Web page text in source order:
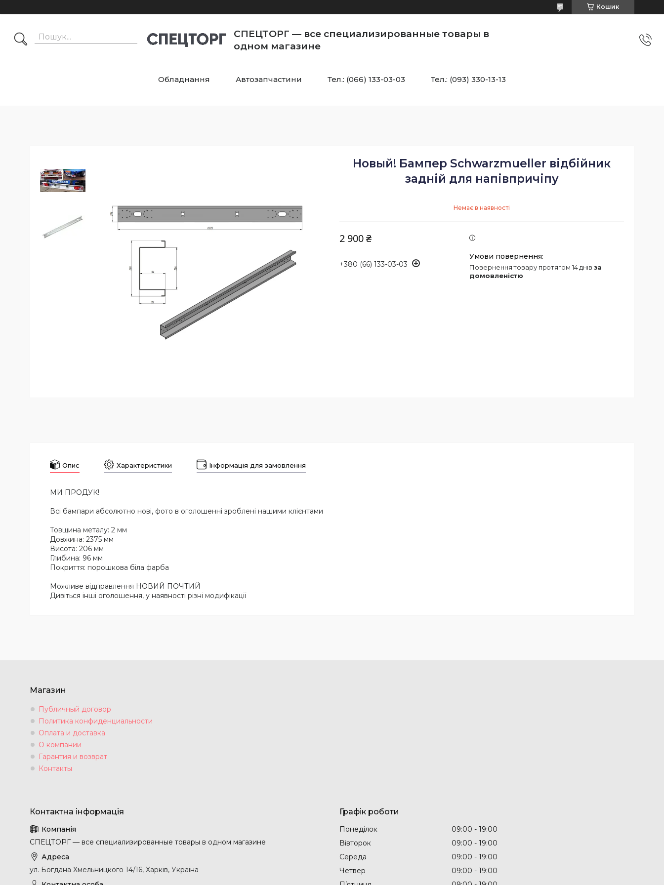
Кошик
СПЕЦТОРГ — все специализированные товары в
одном магазине
Обладнання Автозапчастини Тел.: (066) 133-03-03 Тел.: (093) 330-13-13
Новый! Бампер Schwarzmueller відбійник
задній для напівпричіпу
Немає в наявності
2 900 ₴
+380 (66) 133-03-03 повернення товару протягом 14 днів за
домовленістю
Опис Характеристики Інформація для замовлення
МИ ПРОДУК!
Всі бампари абсолютно нові, фото в оголошенні зроблені нашими клієнтами
Товщина металу: 2 мм
Довжина: 2375 мм
Висота: 206 мм
Глибина: 96 мм
Покриття: порошкова біла фарба
Можливе відправлення НОВИЙ ПОЧТИЙ
Дивіться інші оголошення, у наявності різні модифікації
Магазин
Публичный договор
Политика конфиденциальности
Оплата и доставка
О компании
Гарантия и возврат
Контакты
СПЕЦТОРГ — все специализированные товары в одном магазине
ул. Богдана Хмельницкого 14/16, Харків, Україна
Графік роботи
Понеділок 09:00
19:00
Вівторок
09:00
19:00
Середа
09:00
19:00
Четвер
09:00
19:00